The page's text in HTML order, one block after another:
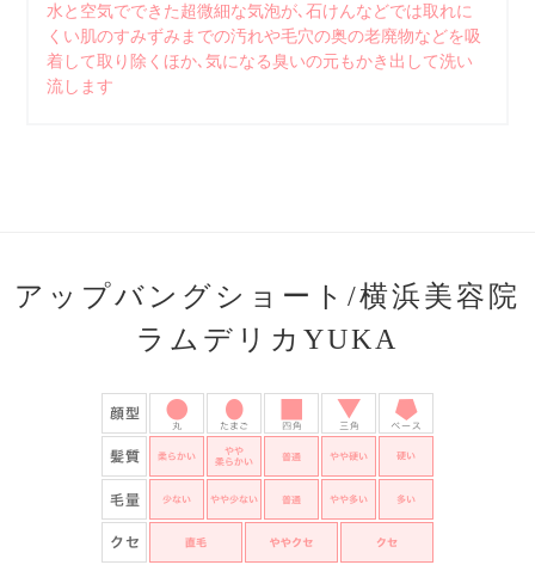
水と空気でできた超微細な気泡が､石けんなどでは取れに
くい肌のすみずみまでの汚れや毛穴の奥の老廃物などを吸
着して取り除くほか､気になる臭いの元もかき出して洗い
流します
アップバングショート/横浜美容院
ラムデリカYUKA